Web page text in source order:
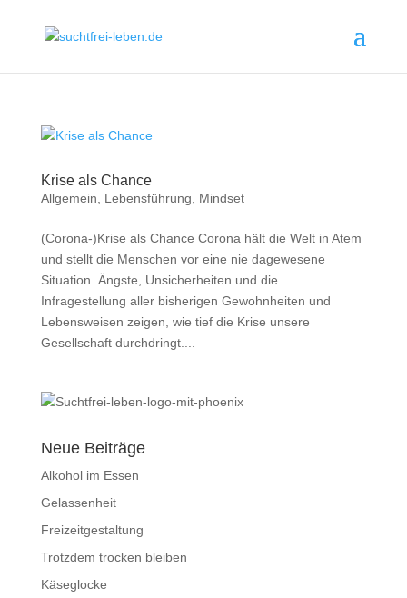
Krise als Chance
Allgemein Lebensführung Mindset
(Corona-)Krise als Chance Corona hält die Welt in Atem
und stellt die Menschen vor eine nie dagewesene
Situation. Ängste, Unsicherheiten und die
Infragestellung aller bisherigen Gewohnheiten und
Lebensweisen zeigen, wie tief die Krise unsere
Gesellschaft durchdringt....
Neue Beiträge
Alkohol im Essen
Gelassenheit
Freizeitgestaltung
Trotzdem trocken bleiben
Käseglocke